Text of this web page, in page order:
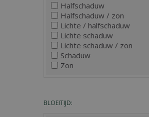
Halfschaduw
Halfschaduw / zon
Lichte / halfschaduw
Lichte schaduw
Lichte schaduw / zon
Schaduw
Zon
BLOEITIJD: